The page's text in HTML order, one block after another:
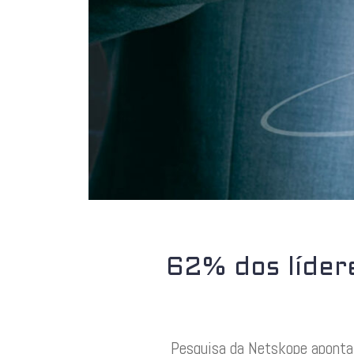
62% dos
Pesquisa da Netskope